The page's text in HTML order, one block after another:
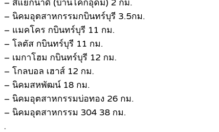
– สี่แยกนาดี (บ้านโคกอุดม) 2 กม.
– นิคมอุตสาหกรรมกบินทร์บุรี 3.5กม.
– แมคโคร กบินทร์บุรี 11 กม.
– โลตัส กบินทร์บุรี 11 กม.
– เมกาโฮม กบินทร์บุรี 12 กม.
– โกลบอล เฮาส์ 12 กม.
– นิคมสหพัฒน์ 18 กม.
– นิคมอุตสาหกรรมบ่อทอง 26 กม.
– นิคมอุตสาหกรรม 304 38 กม.
.